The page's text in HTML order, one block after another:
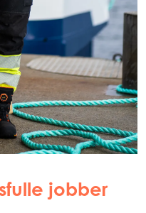
jobber